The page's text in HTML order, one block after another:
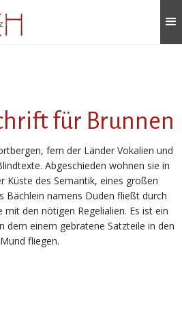
für Brunnen
fern der Länder Vokalien und
Abgeschieden wohnen sie in
Küste des Semantik, eines großen
Bächlein namens Duden fließt durch
den nötigen Regelialien. Es ist ein
dem einem gebratene Satzteile in den
Mund fliegen.